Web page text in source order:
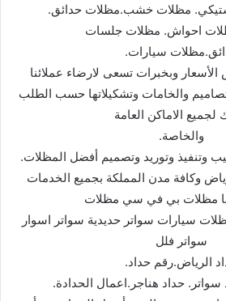
مظلات خشب.مظلات حدائق.
احواش. مظلات جلسات
سیارات.
وبخبرات تسعى لارضاء عملائنا
والخامات وتشكیلاتھا حسب الطلب
لجمیع الاماكن العامة
والخاصة.
وتنفیذ وتورید وتصمیم أفضل المظلات.
وكافة مدن المملكة بجمیع الخدمات
مظلات بي في سي مظلات
سیارات سواتر حدیدیة سواتر اسوار
سواتر فلل
الریاض.رقم حداد.
حداد ھناجر.اعمال الحدادة.